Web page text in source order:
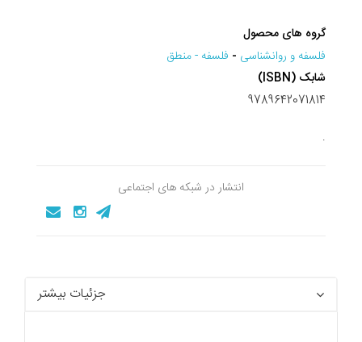
گروه های محصول
فلسفه و روانشناسی - فلسفه - منطق
شابک (ISBN)
9789642071814
.
انتشار در شبکه های اجتماعی
جزئیات بیشتر